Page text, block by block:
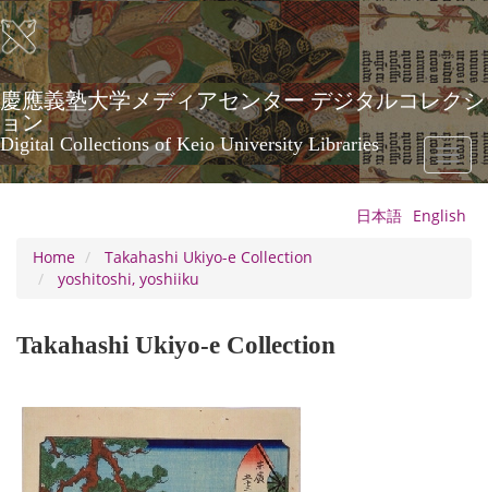
Skip
to
main
content
慶應義塾大学メディアセンター デジタルコレクシ
ョン
Digital Collections of Keio University Libraries
Toggle
日本語 English
Home
Takahashi Ukiyo-e Collection
yoshitoshi, yoshiiku
Takahashi Ukiyo-e Collection